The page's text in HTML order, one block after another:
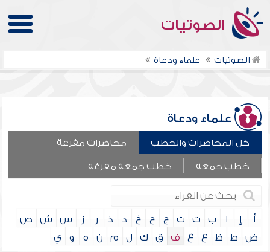
الصوتيات
الصوتيات علماء ودعاة
علماء ودعاة
كل المحاضرات والخطب محاضرات مفرغة
خطب جمعة خطب جمعة مفرغة
أ إ ا ب ت ث ج ح خ د ذ ر ز س ش
ص
ض
ط ظ ع غ ف ق ك ل م ن ه و ي